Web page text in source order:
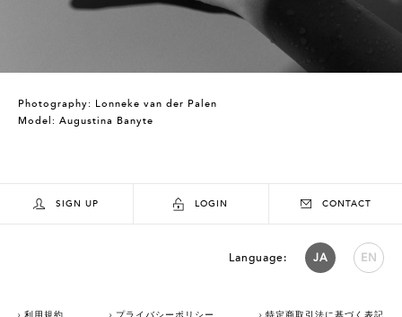
Photography: Lonneke van der Palen
Model: Augustina Banyte
SIGN UP LOGIN CONTACT
Language: JA EN